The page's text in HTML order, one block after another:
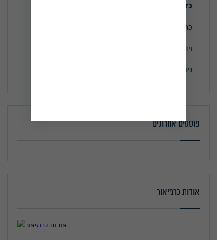
כל הכתבות
כתבו עלי
וידאו
פודקאסטים
פוסטים אחרונים
אודות כרמיאור